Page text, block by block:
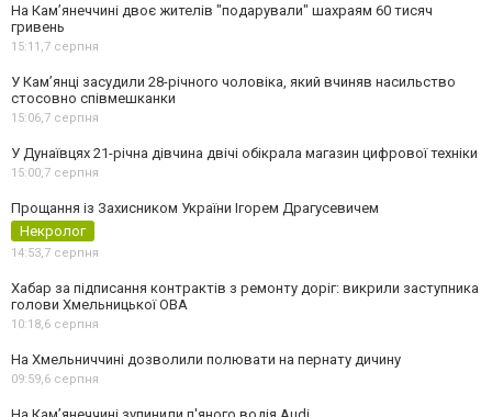
На Камʼянеччині двоє жителів "подарували" шахраям 60 тисяч
гривень
15:11, 7 серпня
У Камʼянці засудили 28-річного чоловіка, який вчиняв насильство
стосовно співмешканки
15:06, 7 серпня
У Дунаївцях 21-річна дівчина двічі обікрала магазин цифрової техніки
15:00, 7 серпня
Прощання із Захисником України Ігорем Драгусевичем
Некролог
14:53, 7 серпня
Хабар за підписання контрактів з ремонту доріг: викрили заступника
голови Хмельницької ОВА
10:18, 6 серпня
На Хмельниччині дозволили полювати на пернату дичину
09:59, 6 серпня